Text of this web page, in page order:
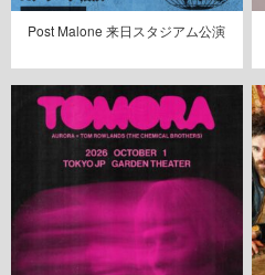
Post Malone 来日スタジアム公演